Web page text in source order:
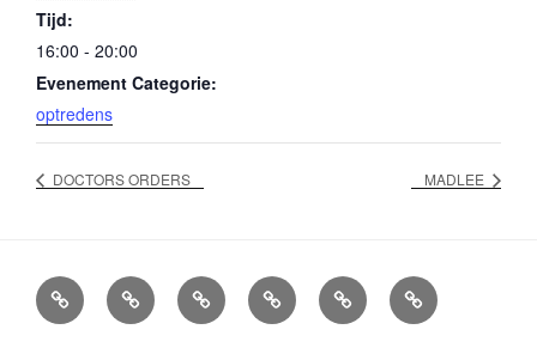
Tijd:
16:00 - 20:00
Evenement Categorie:
optredens
DOCTORS ORDERS MADLEE
Agenda Boekingen
Bands
Info
en
Socials
Bluescafe
Home
Overlijden
William